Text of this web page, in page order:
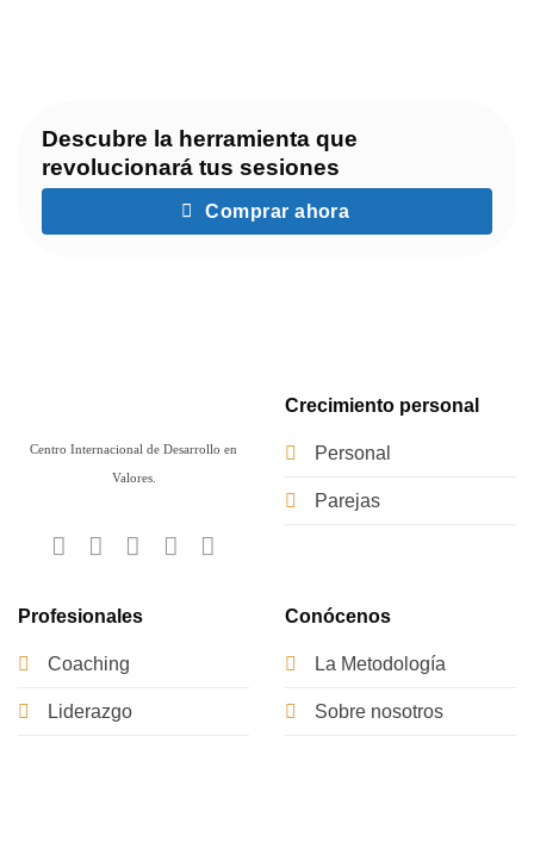
Descubre la herramienta que
revolucionará tus sesiones
Comprar ahora
Centro Internacional de Desarrollo en
Valores.
Crecimiento personal
Personal
Parejas
Profesionales
Coaching
Liderazgo
Conócenos
La Metodología
Sobre nosotros